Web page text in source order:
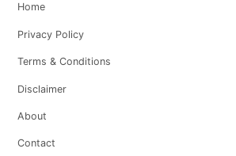
Home
Privacy Policy
Terms & Conditions
Disclaimer
About
Contact